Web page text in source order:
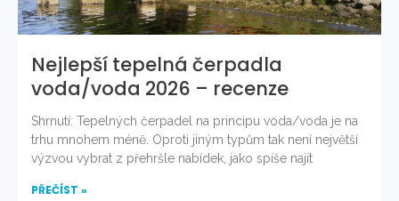
Nejlepší tepelná čerpadla
voda/voda 2026 – recenze
Shrnutí: Tepelných čerpadel na principu voda/voda je na
trhu mnohem méně. Oproti jiným typům tak není největší
výzvou vybrat z přehršle nabídek, jako spíše najít
PŘEČÍST »